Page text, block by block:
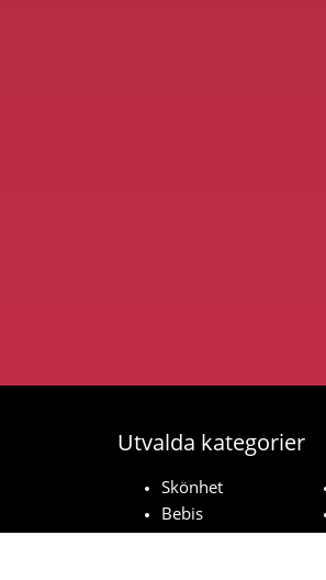
Utvalda kategorier
Skönhet
Bebis
Hushåll